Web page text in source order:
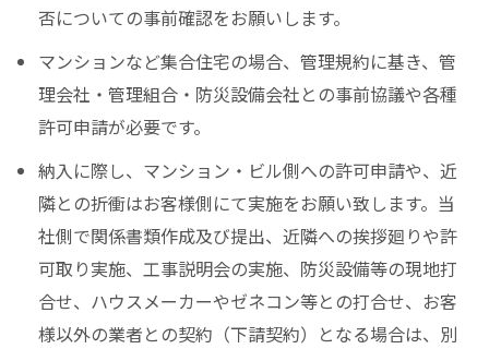
否についての事前確認をお願いします。
マンションなど集合住宅の場合、管理規約に基き、管
理会社・管理組合・防災設備会社との事前協議や各種
許可申請が必要です。
納入に際し、マンション・ビル側への許可申請や、近
隣との折衝はお客様側にて実施をお願い致します。当
社側で関係書類作成及び提出、近隣への挨拶廻りや許
可取り実施、工事説明会の実施、防災設備等の現地打
合せ、ハウスメーカーやゼネコン等との打合せ、お客
様以外の業者との契約（下請契約）となる場合は、別